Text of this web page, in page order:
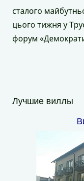
сталого
цього тижня у
форум
Лучшие виллы